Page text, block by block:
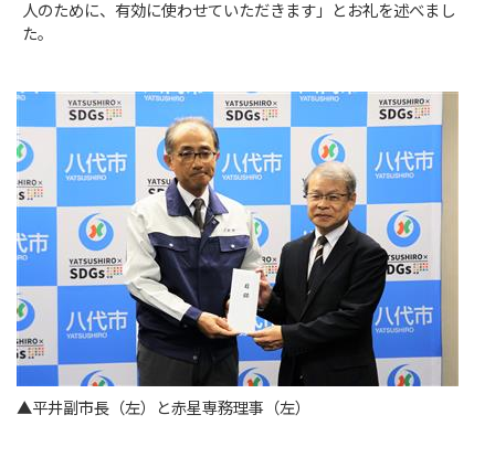
人のために、有効に使わせていただきます」とお礼を述べまし
た。
▲平井副市長（左）と赤星専務理事（左）